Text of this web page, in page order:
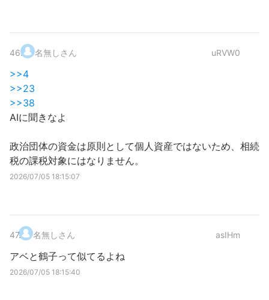
46. 名無しさん uRVW0
>>4
>>23
>>38
AIに聞きなよ
政治団体の資金は原則として個人資産ではないため、相続
税の課税対象にはなりません。
2026/07/05 18:15:07
47. 名無しさん asIHm
アベと鶴子って似てるよね
2026/07/05 18:15:40